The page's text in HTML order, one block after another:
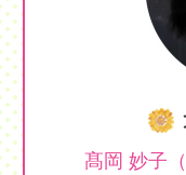
髙岡 妙子